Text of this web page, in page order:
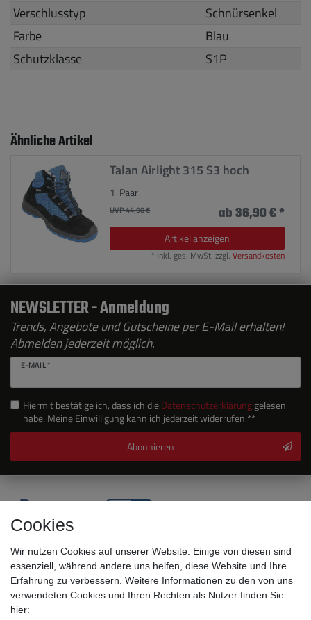
Verschlusstyp
Schnürsenkel
Farbe
Blau
Schutzklasse
S1P
Ähnliche Artikel
Talan Airlight 315 S3 hoch
UVP 44,90 € ab 36,90 € *
1 Paar
Artikel anzeigen
* inkl. ges. MwSt. zzgl. Versandkosten
NEWSLETTER - Anmeldung
Trends, Angebote und Gutscheine per E-Mail erhalten!
Abmelden jederzeit möglich.
E-MAIL *
Hiermit bestätige ich, dass ich dieDaten­schutz­erklärunggelesen
habe. Meine Einwilligung kann ich jederzeit widerrufen.**
Abonnieren
Cookies
Wir nutzen Cookies auf unserer Website. Einige von diesen sind
essenziell, während andere uns helfen, diese Website und Ihre
Erfahrung zu verbessern. Weitere Informationen zu den von uns
verwendeten Cookies und Ihren Rechten als Nutzer finden Sie
hier: